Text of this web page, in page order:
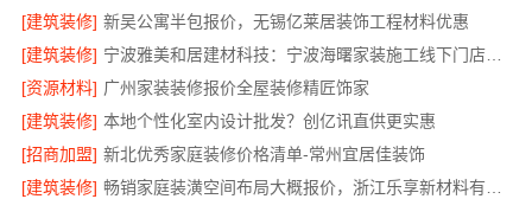
[建筑装修] 新吴公寓半包报价，无锡亿莱居装饰工程材料优惠
[建筑装修]
宁波雅美和居建材科技：宁波海曙家装施工线下门店地址
[资源材料] 广州家装装修报价全屋装修精匠饰家
[建筑装修] 本地个性化室内设计批发？创亿讯直供更实惠
[招商加盟] 新北优秀家庭装修价格清单-常州宜居佳装饰
[建筑装修]